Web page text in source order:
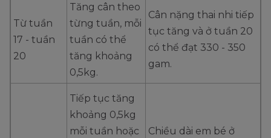
Từ tuần
17 - tuần
20
Tăng cân theo
từng tuần, mỗi
tuần có thể
tăng khoảng
0,5kg.
Cân nặng thai nhi tiếp
tục tăng và ở tuần 20
có thể đạt 330 - 350
gam.
Tiếp tục tăng
khoảng 0,5kg
mỗi tuần hoặc
Chiều dài em bé ở